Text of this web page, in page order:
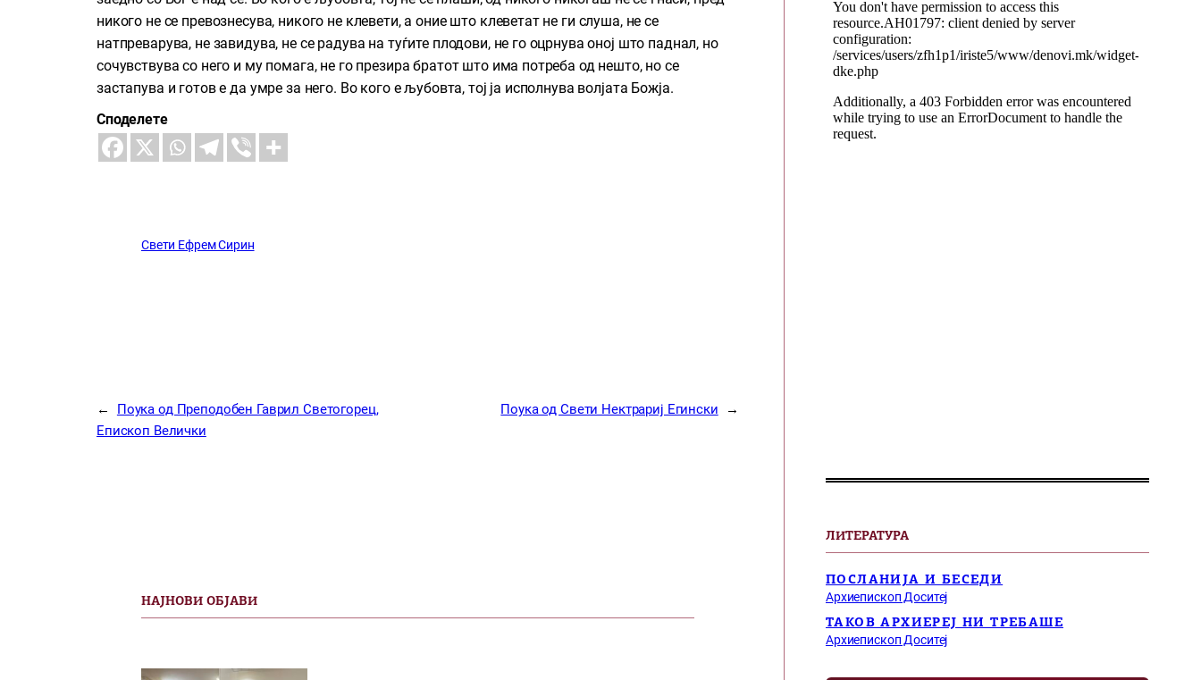
никого не се превознесува, никого не клевети, а оние што клеветат не ги слуша, не се
натпреварува, не завидува, не се радува на туѓите плодови, не го оцрнува оној што паднал, но
сочувствува со него и му помага, не го презира братот што има потреба од нешто, но се
застапува и готов е да умре за него. Во кого е љубовта, тој ја исполнува волјата Божја.
Споделете
Свети Ефрем Сирин
←
Поука од Преподобен Гаврил Светогорец,
Епископ Велички
Поука од Свети Нектрариј Егински →
НАЈНОВИ ОБЈАВИ
ЛИТЕРАТУРА
ПОСЛАНИЈА И БЕСЕДИ
Архиепископ Доситеј
ТАКОВ АРХИЕРЕЈ НИ ТРЕБАШЕ
Архиепископ Доситеј